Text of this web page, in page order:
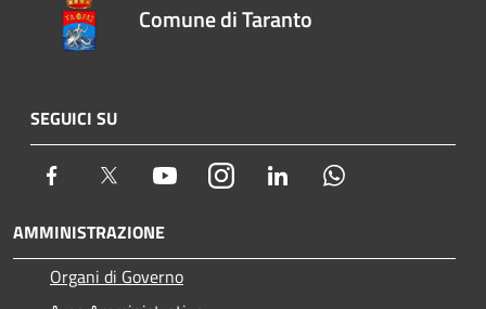
Comune di Taranto
SEGUICI SU
Facebook Twitter YoutubeInstagram LinkedIn
AMMINISTRAZIONE
Organi di Governo